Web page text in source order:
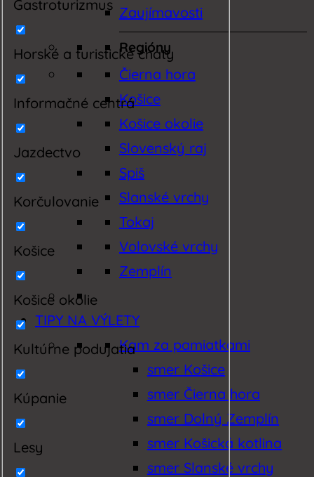
Gastroturizmus
Horské a turistické chaty
Informačné centrá
Jazdectvo
Korčulovanie
Košice
Košice okolie
Kultúrne podujatia
Kúpanie
Lesy
Zaujímavosti
Regióny
Čierna hora
Košice
Košice okolie
Slovenský raj
Spiš
Slanské vrchy
Tokaj
Volovské vrchy
Zemplín
TIPY NA VÝLETY
Kam za pamiatkami
smer Košice
smer Čierna hora
smer Dolný Zemplín
smer Košická kotlina
smer Slanské vrchy